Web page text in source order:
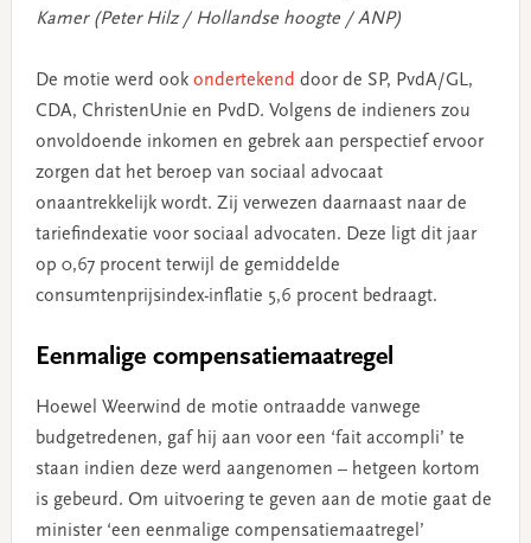
Kamer (Peter Hilz / Hollandse hoogte / ANP)
De motie werd ook ondertekend door de SP, PvdA/GL,
CDA, ChristenUnie en PvdD. Volgens de indieners zou
onvoldoende inkomen en gebrek aan perspectief ervoor
zorgen dat het beroep van sociaal advocaat
onaantrekkelijk wordt. Zij verwezen daarnaast naar de
tariefindexatie voor sociaal advocaten. Deze ligt dit jaar
op 0,67 procent terwijl de gemiddelde
consumtenprijsindex-inflatie 5,6 procent bedraagt.
Eenmalige compensatiemaatregel
Hoewel Weerwind de motie ontraadde vanwege
budgetredenen, gaf hij aan voor een ‘fait accompli’ te
staan indien deze werd aangenomen – hetgeen kortom
is gebeurd. Om uitvoering te geven aan de motie gaat de
minister ‘een eenmalige compensatiemaatregel’